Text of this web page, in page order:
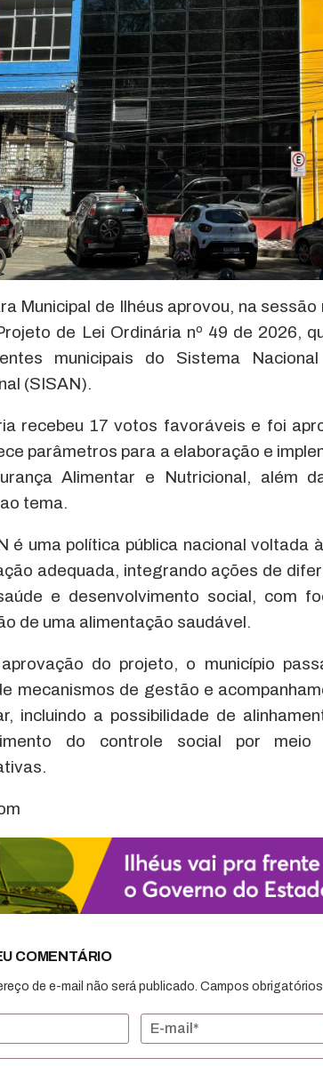
Municipal de Ilhéus aprovou, na
de Lei Ordinária nº 49 de 2026,
municipais do Sistema
(SISAN).
recebeu 17 votos favoráveis e foi
parâmetros para a elaboração e
Alimentar e Nutricional, além
tema.
é uma política pública nacional voltada
adequada, integrando ações de
e desenvolvimento social, com
de uma alimentação saudável.
do projeto, o município
mecanismos de gestão e
incluindo a possibilidade de
do controle social por
COMENTÁRIO
de e-mail não será publicado. Campos